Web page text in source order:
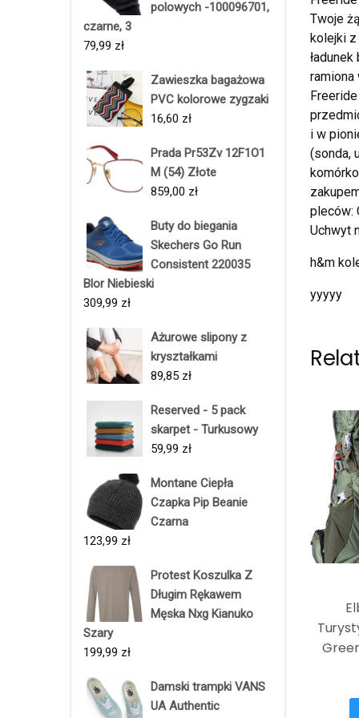
polowych -100096701,
czarne, 3
79,99 zł
Zawieszka bagażowa
PVC kolorowe zygzaki
16,60 zł
Prada Pr53Zv 12F1O1
M (54) Złote
859,00 zł
Buty do biegania
Skechers Go Run
Consistent 220035
Blor Niebieski
309,99 zł
Ażurowe slipony z
kryształkami
89,85 zł
Reserved - 5 pack
skarpet - Turkusowy
59,99 zł
Montane Ciepła
Czapka Pip Beanie
Czarna
123,99 zł
Protest Koszulka Z
Długim Rękawem
Męska Nxg Kianuko
Szary
199,99 zł
Damski trampki VANS
UA Authentic
Twoje
kolejki
i w
(sonda,
pleców:
Uchwyt
h&m
yyyyy